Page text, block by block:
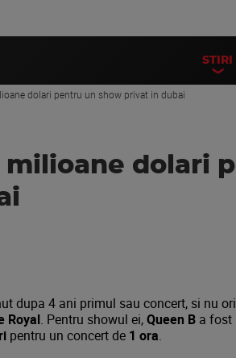
STIRI
dolari pentru un show privat in dubai
milioane dolari
dupa 4 ani primul sau concert, si nu
Royal. Pentru showul ei,Queen B a fost
pentru un concert de 1 ora.